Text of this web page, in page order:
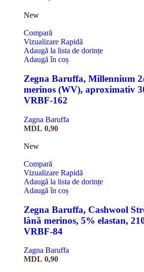
New
Compară
Vizualizare Rapidă
Adaugă la lista de dorințe
Adaugă în coș
Zegna Baruffa, Millennium
merinos (WV), aproximativ
VRBF-162
Zagna Baruffa
MDL 0,90
New
Compară
Vizualizare Rapidă
Adaugă la lista de dorințe
Adaugă în coș
Zegna Baruffa, Cashwool
lână merinos, 5% elastan,
VRBF-84
Zagna Baruffa
MDL 0,90